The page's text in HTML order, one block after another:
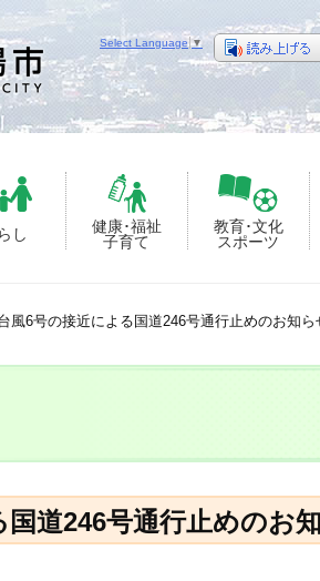
し
健康･福祉
子育て
教育･文化
スポーツ
Select Language ▼
風6号の接近による国道246号通行止めのお知ら
道246号通行止めのお